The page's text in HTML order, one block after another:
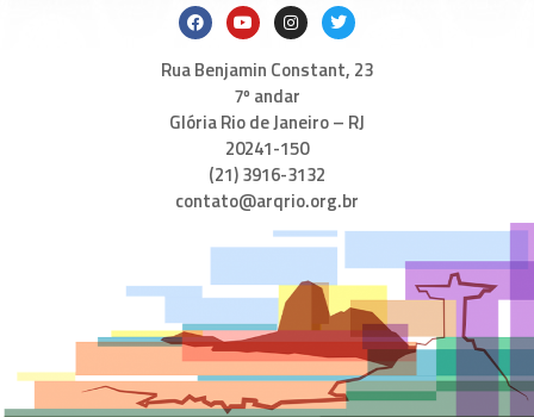
Rua Benjamin Constant, 23
7º andar
Glória Rio de Janeiro – RJ
20241-150
(21) 3916-3132
contato@arqrio.org.br